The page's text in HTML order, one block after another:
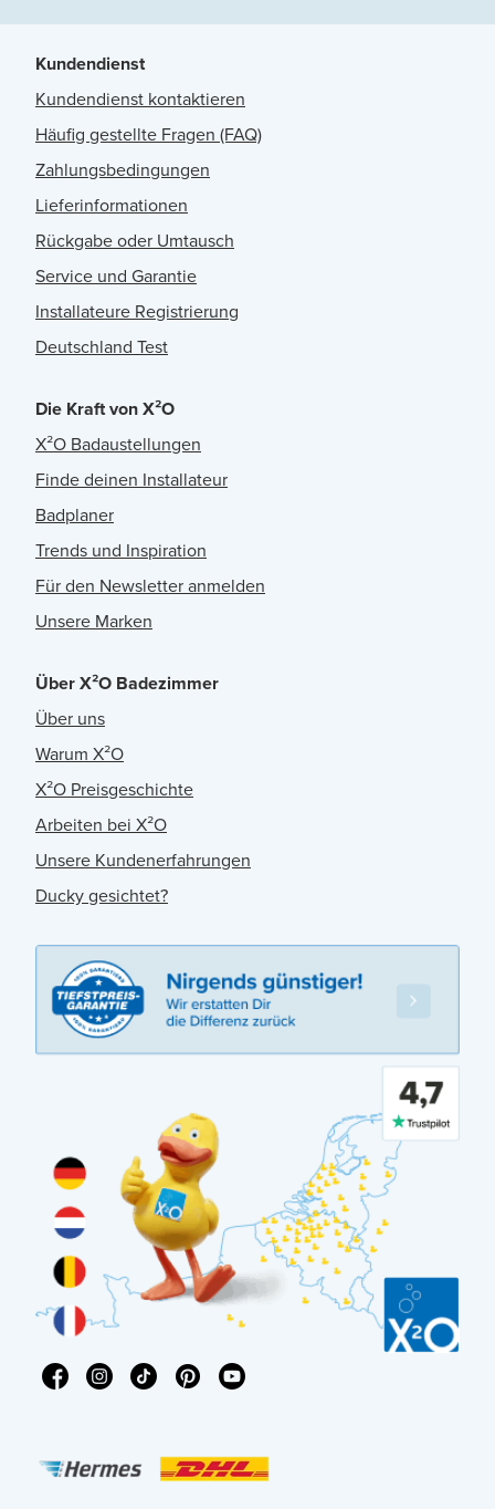
Kundendienst
Kundendienst kontaktieren
Häufig gestellte Fragen (FAQ)
Zahlungsbedingungen
Lieferinformationen
Rückgabe oder Umtausch
Service und Garantie
Installateure Registrierung
Deutschland Test
Die Kraft von X²O
X²O Badaustellungen
Finde deinen Installateur
Badplaner
Trends und Inspiration
Für den Newsletter anmelden
Unsere Marken
Über X²O Badezimmer
Über uns
Warum X²O
X²O Preisgeschichte
Arbeiten bei X²O
Unsere Kundenerfahrungen
Ducky gesichtet?